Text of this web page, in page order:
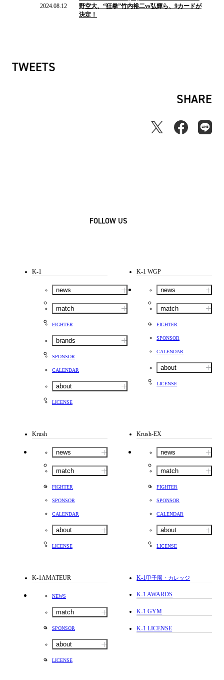
2024.08.12
野空大、“狂拳”竹内裕二vs弘輝ら、9カードが
決定！
TWEETS
SHARE
FOLLOW US
K-1
news
match
FIGHTER
brands
SPONSOR
CALENDAR
about
LICENSE
K-1 WGP
news
match
FIGHTER
SPONSOR
CALENDAR
about
LICENSE
Krush
news
match
FIGHTER
SPONSOR
CALENDAR
about
LICENSE
Krush-EX
news
match
FIGHTER
SPONSOR
CALENDAR
about
LICENSE
K-1AMATEUR
NEWS
match
SPONSOR
about
LICENSE
K-1甲子園・カレッジ
K-1 AWARDS
K-1 GYM
K-1 LICENSE